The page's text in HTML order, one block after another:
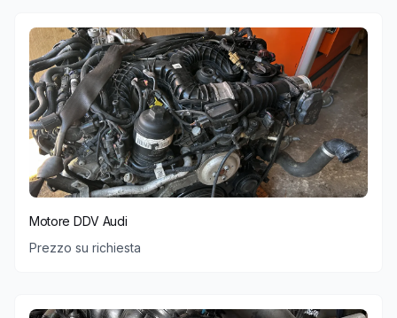
Motore DDV Audi
Prezzo su richiesta